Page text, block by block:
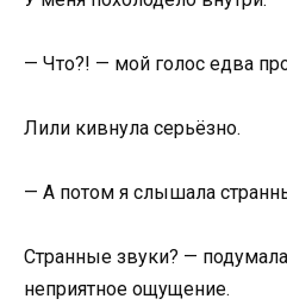
— Что?! — мой голос едва
Лили кивнула серьёзно.
— А потом я слышала
Странные звуки? —
неприятное ощущение.